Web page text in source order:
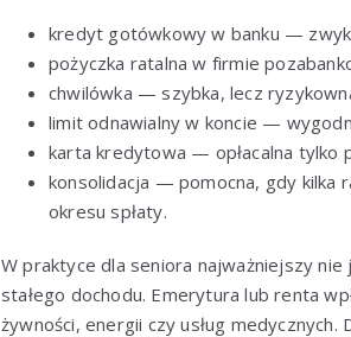
kredyt gotówkowy w banku —
pożyczka ratalna w firmie
chwilówka — szybka, lecz
limit odnawialny w koncie —
karta kredytowa — opłacalna tylko
konsolidacja — pomocna, gdy kilka
okresu spłaty.
W praktyce dla seniora najważniejszy
stałego dochodu. Emerytura lub renta
żywności, energii czy usług